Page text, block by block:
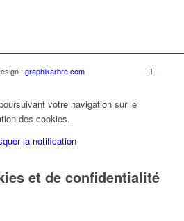
: graphikarbre.com
votre navigation sur le
des cookies.
la notification
et de confidentialité